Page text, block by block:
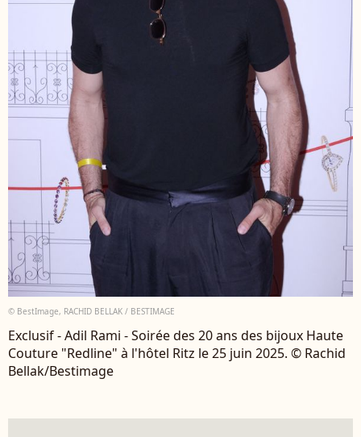
© BestImage, RACHID BELLAK / BESTIMAGE
Exclusif - Adil Rami - Soirée des 20 ans des bijoux Haute
Couture "Redline" à l'hôtel Ritz le 25 juin 2025. © Rachid
Bellak/Bestimage